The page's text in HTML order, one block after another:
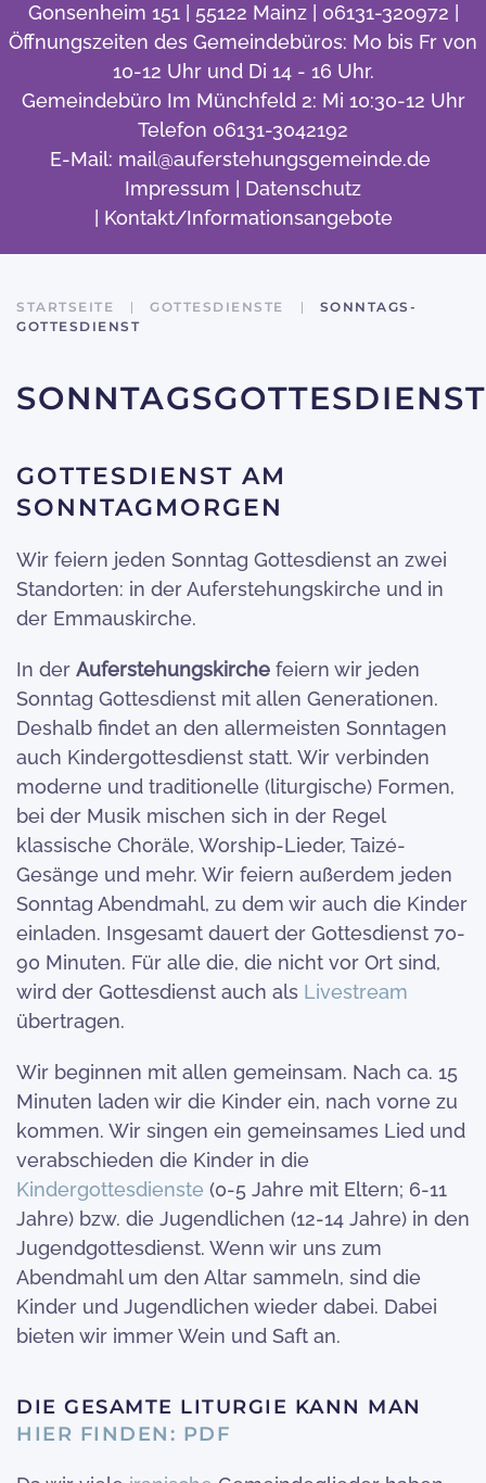
Gonsenheim 151 | 55122 Mainz | 06131-320972 |
Öffnungszeiten des Gemeindebüros: Mo bis Fr von
10-12 Uhr und Di 14 - 16 Uhr.
Gemeindebüro Im Münchfeld 2: Mi 10:30-12 Uhr
Telefon 06131-3042192
E-Mail: mail@auferstehungsgemeinde.de
Impressum
Datenschutz
Kontakt/Informationsangebote
STARTSEITE GOTTESDIENSTE
SONNTAGS­
GOTTESDIENST
SONNTAGSGOTTESDIENST
GOTTESDIENST AM
SONNTAGMORGEN
Wir feiern jeden Sonntag Gottesdienst an zwei
Standorten: in der Auferstehungskirche und in
der Emmauskirche.
In der Auferstehungskirche feiern wir jeden
Sonntag Gottesdienst mit allen Generationen.
Deshalb findet an den allermeisten Sonntagen
auch Kindergottesdienst statt. Wir verbinden
moderne und traditionelle (liturgische) Formen,
bei der Musik mischen sich in der Regel
klassische Choräle, Worship-Lieder, Taizé-
Gesänge und mehr. Wir feiern außerdem jeden
Sonntag Abendmahl, zu dem wir auch die Kinder
einladen. Insgesamt dauert der Gottesdienst 70-
90 Minuten. Für alle die, die nicht vor Ort sind,
wird der Gottesdienst auch als Livestream
übertragen.
Wir beginnen mit allen gemeinsam. Nach ca. 15
Minuten laden wir die Kinder ein, nach vorne zu
kommen. Wir singen ein gemeinsames Lied und
verabschieden die Kinder in die
Kindergottesdienste (0-5 Jahre mit Eltern; 6-11
Jahre) bzw. die Jugendlichen (12-14 Jahre) in den
Jugendgottesdienst. Wenn wir uns zum
Abendmahl um den Altar sammeln, sind die
Kinder und Jugendlichen wieder dabei. Dabei
bieten wir immer Wein und Saft an.
DIE GESAMTE LITURGIE KANN MAN
HIER FINDEN: PDF